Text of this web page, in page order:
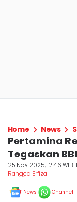
Home News
Pertamina
Tegaskan
25 Nov 2025, 12:46 WIB
Rangga Erfizal
News Channel